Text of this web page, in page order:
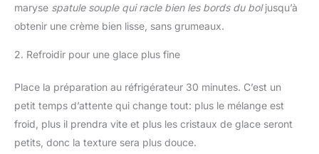
maryse spatule souple qui racle bien les bords du boljusqu’à
obtenir une crème bien lisse, sans grumeaux.
2. Refroidir pour une glace plus fine
Place la préparation au réfrigérateur 30 minutes. C’est un
petit temps d’attente qui change tout: plus le mélange est
froid, plus il prendra vite et plus les cristaux de glace seront
petits, donc la texture sera plus douce.